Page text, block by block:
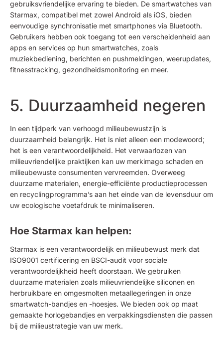
gebruiksvriendelijke ervaring te bieden. De smartwatches van
Starmax, compatibel met zowel Android als iOS, bieden
eenvoudige synchronisatie met smartphones via Bluetooth.
Gebruikers hebben ook toegang tot een verscheidenheid aan
apps en services op hun smartwatches, zoals
muziekbediening, berichten en pushmeldingen, weerupdates,
fitnesstracking, gezondheidsmonitoring en meer.
5. Duurzaamheid negeren
In een tijdperk van verhoogd milieubewustzijn is
duurzaamheid belangrijk. Het is niet alleen een modewoord;
het is een verantwoordelijkheid. Het verwaarlozen van
milieuvriendelijke praktijken kan uw merkimago schaden en
milieubewuste consumenten vervreemden. Overweeg
duurzame materialen, energie-efficiënte productieprocessen
en recyclingprogramma’s aan het einde van de levensduur om
uw ecologische voetafdruk te minimaliseren.
Hoe Starmax kan helpen:
Starmax is een verantwoordelijk en milieubewust merk dat
ISO9001 certificering en BSCI-audit voor sociale
verantwoordelijkheid heeft doorstaan. We gebruiken
duurzame materialen zoals milieuvriendelijke siliconen en
herbruikbare en omgesmolten metaallegeringen in onze
smartwatch-bandjes en -hoesjes. We bieden ook op maat
gemaakte horlogebandjes en verpakkingsdiensten die passen
bij de milieustrategie van uw merk.